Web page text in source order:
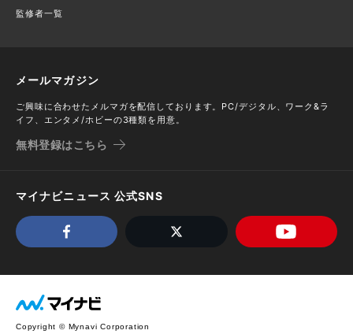
監修者一覧
メールマガジン
ご興味に合わせたメルマガを配信しております。PC/デジタル、ワーク&ラ
イフ、エンタメ/ホビーの3種類を用意。
無料登録はこちら
マイナビニュース 公式SNS
Copyright © Mynavi Corporation